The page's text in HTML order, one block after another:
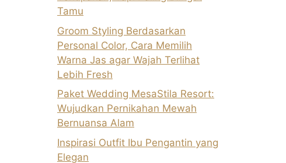
Tamu
Groom Styling Berdasarkan
Personal Color, Cara Memilih
Warna Jas agar Wajah Terlihat
Lebih Fresh
Paket Wedding MesaStila Resort:
Wujudkan Pernikahan Mewah
Bernuansa Alam
Inspirasi Outfit Ibu Pengantin yang
Elegan